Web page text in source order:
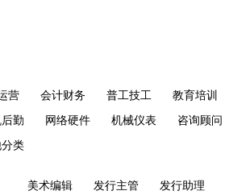
营 会计财务 普工技工 教育培训
勤 网络硬件 机械仪表 咨询顾问
类
美术编辑 发行主管 发行助理